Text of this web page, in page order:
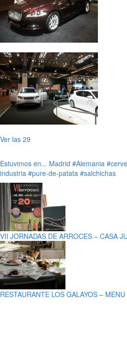
Ver las 29
Estuvimos en... Madrid #Alemania
industria #pure-de-patata #salchichas
VII JORNADAS DE ARROCES – CASA
RESTAURANTE LOS GALAYOS –